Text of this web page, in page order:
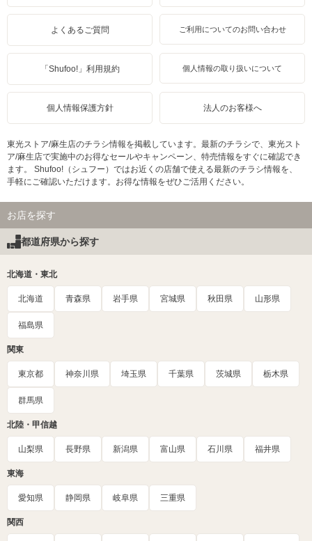
よくあるご質問 ご利用についてのお問い合わせ
「Shufoo!」利用規約 個人情報の取り扱いについて
個人情報保護方針 法人のお客様へ
東光ストア/麻生店のチラシ情報を掲載しています。最新のチラシで、東光スト
ア/麻生店で実施中のお得なセールやキャンペーン、特売情報をすぐに確認でき
ます。 Shufoo!（シュフー）ではお近くの店舗で使える最新のチラシ情報を、
手軽にご確認いただけます。お得な情報をぜひご活用ください。
お店を探す
都道府県から探す
北海道・東北
北海道 青森県 岩手県 宮城県 秋田県 山形県
福島県
関東
東京都 神奈川県 埼玉県 千葉県 茨城県 栃木県
群馬県
北陸・甲信越
山梨県 長野県 新潟県 富山県 石川県 福井県
東海
愛知県 静岡県 岐阜県 三重県
関西